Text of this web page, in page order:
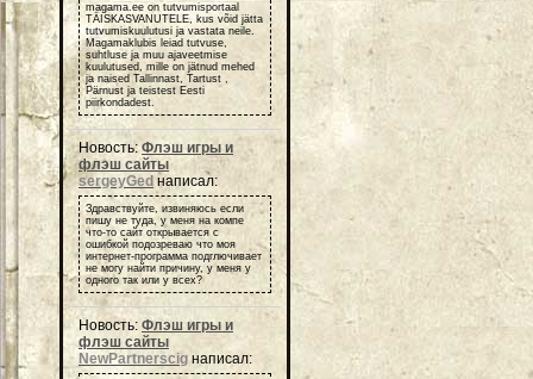
magama.ee on tutvumisportaal
TÄISKASVANUTELE, kus võid jätta
tutvumiskuulutusi ja vastata neile.
Magamaklubis leiad tutvuse,
suhtluse ja muu ajaveetmise
kuulutused, mille on jätnud mehed
ja naised Tallinnast, Tartust ,
Pärnust ja teistest Eesti
piirkondadest.
Новость: Флэш игры и
флэш сайты
sergeyGed написал:
Здравствуйте, извиняюсь если
пишу не туда, у меня на компе
что-то сайт открывается с
ошибкой подозреваю что моя
интернет-программа подглючивает
не могу найти причину, у меня у
одного так или у всех?
Новость: Флэш игры и
флэш сайты
NewPartnerscig написал: